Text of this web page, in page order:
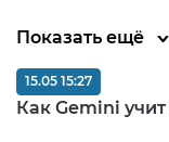
Показать ещё
Как Gemini
15.05 15:27